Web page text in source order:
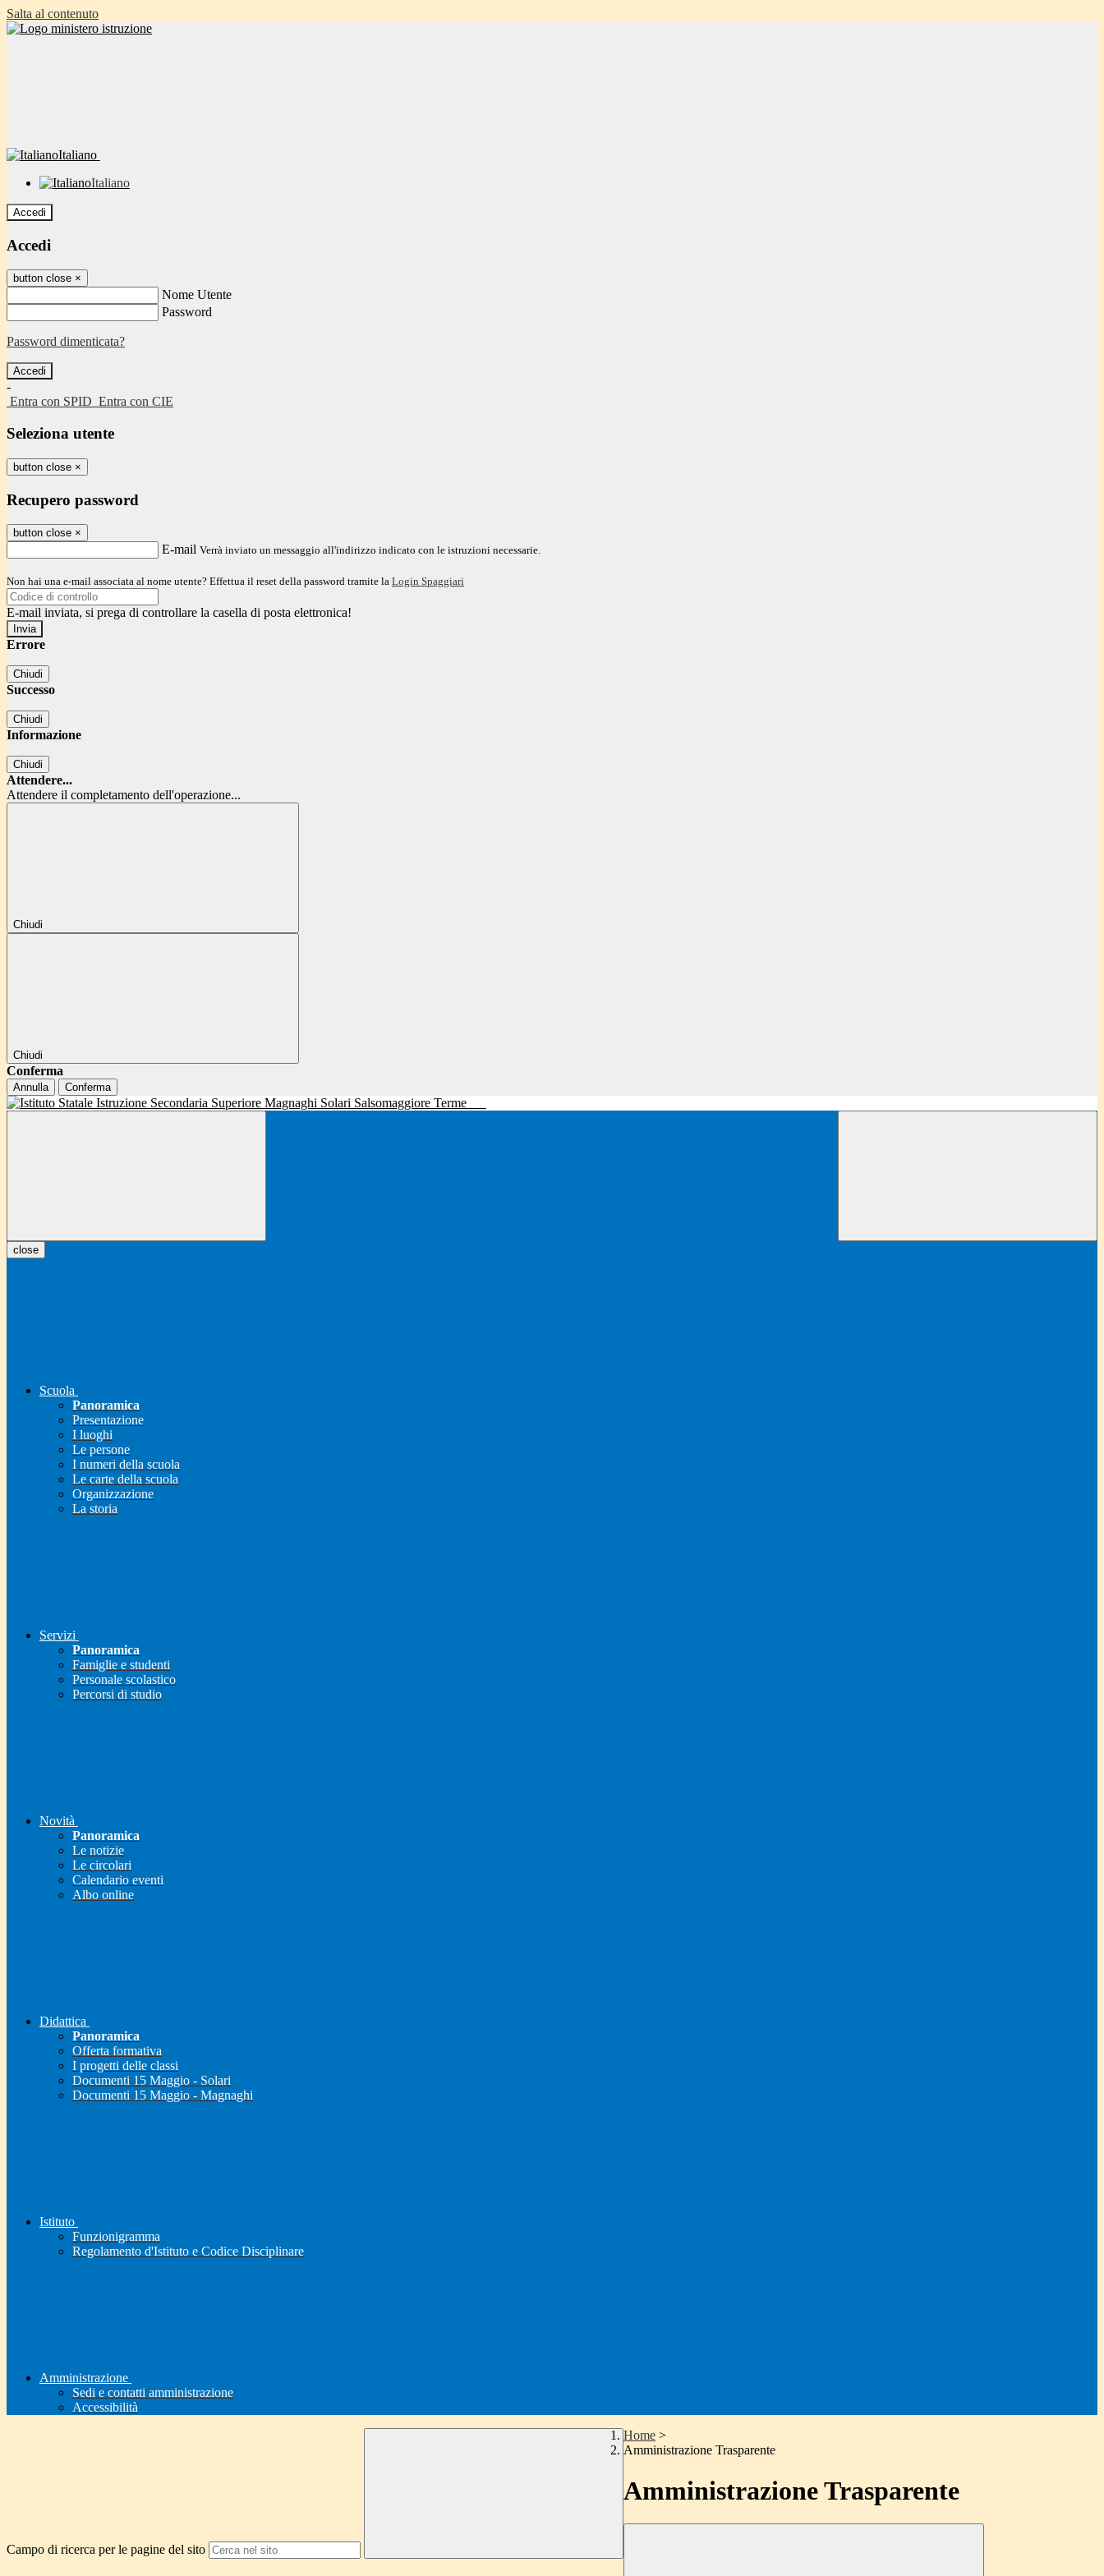
Salta al contenuto
Italiano
Italiano
Accedi
Accedi
button close ×
Nome Utente
Password
Password dimenticata?
-
Entra con SPID Entra con CIE
Seleziona utente
button close ×
Recupero password
button close ×
E-mail Verrà inviato un messaggio all'indirizzo indicato con le istruzioni necessarie.
Non hai una e-mail associata al nome utente? Effettua il reset della password tramite la Login Spaggiari
E-mail inviata, si prega di controllare la casella di posta elettronica!
Errore
Chiudi
Successo
Chiudi
Informazione
Chiudi
Attendere...
Attendere il completamento dell'operazione...
Chiudi
Chiudi
Conferma
Annulla Conferma
close
Scuola
Panoramica
Presentazione
I luoghi
Le persone
I numeri della scuola
Le carte della scuola
Organizzazione
La storia
Servizi
Panoramica
Famiglie e studenti
Personale scolastico
Percorsi di studio
Novità
Panoramica
Le notizie
Le circolari
Calendario eventi
Albo online
Didattica
Panoramica
Offerta formativa
I progetti delle classi
Documenti 15 Maggio - Solari
Documenti 15 Maggio - Magnaghi
Istituto
Funzionigramma
Regolamento d'Istituto e Codice Disciplinare
Amministrazione
Sedi e contatti amministrazione
Accessibilità
Campo di ricerca per le pagine del sito
Home >
Amministrazione Trasparente
Amministrazione Trasparente